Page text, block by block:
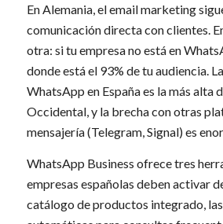
En Alemania, el email marketing
comunicación directa con clientes.
otra: si tu empresa no está en
donde está el 93% de tu audiencia.
WhatsApp en España es la más alta
Occidental, y la brecha con otras
mensajería (Telegram, Signal) es
WhatsApp Business ofrece tres
empresas españolas deben activar
catálogo de productos integrado,